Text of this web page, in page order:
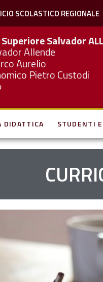
SCOLASTICO REGIONALE
Salvador
Allende
Aurelio
Pietro Custodi
DIDATTICA STUDENTI